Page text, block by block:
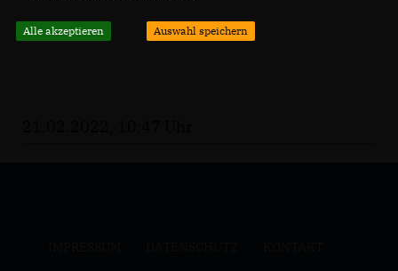
Alle akzeptieren Auswahl speichern